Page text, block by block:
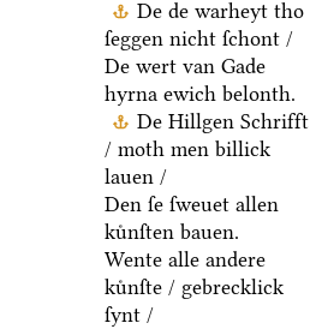
De de warheyt tho
ſeggen nicht ſchont /
De wert van Gade
hyrna ewich belonth.
De Hillgen Schrifft
/ moth men billick
lauen /
Den ſe ſweuet allen
kuͤnſten bauen.
Wente alle andere
kuͤnſte / gebrecklick
ſynt /